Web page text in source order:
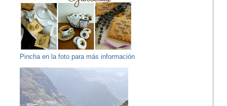
Pincha en la foto para más información